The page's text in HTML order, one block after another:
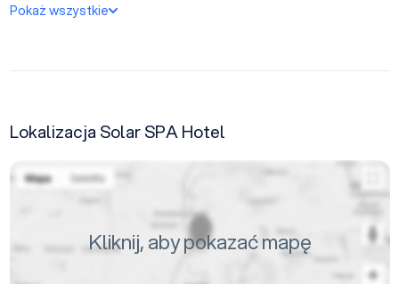
Pokaż wszystkie
Lokalizacja Solar SPA Hotel
Kliknij, aby pokazać mapę